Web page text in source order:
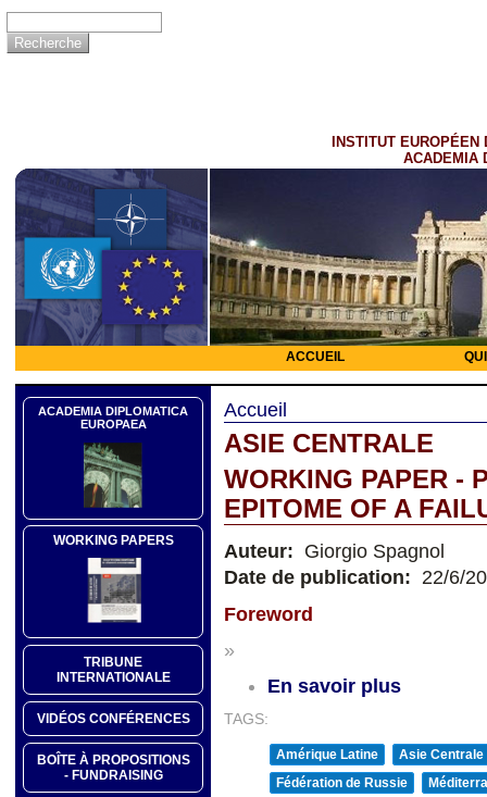
INSTITUT EUROPÉEN
ACADEMIA
ACCUEIL
ACADEMIA DIPLOMATICA
EUROPAEA
WORKING PAPERS
TRIBUNE
INTERNATIONALE
VIDÉOS CONFÉRENCES
BOÎTE À PROPOSITIONS
- FUNDRAISING
Accueil
ASIE CENTRALE
WORKING PAPER -
EPITOME OF A
Auteur: Giorgio Spagnol
Date de publication: 22/6/
Foreword
»
En savoir plus
TAGS:
Amérique Latine
Asie Centrale
Fédération de Russie